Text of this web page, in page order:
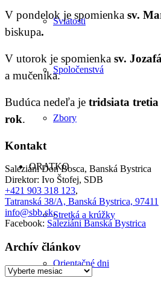
Sviatosti
Spoločenstvá
Zbory
ORATKO
Stretká a krúžky
Orientačné dni
V pondelok je spomienka sv.
biskupa.
V utorok je spomienka sv.
a mučeníka.
Budúca nedeľa je tridsiata tretia
rok.
Kontakt
Saleziáni Don Bosca, Banská Bystrica
Direktor: Ivo Štofej, SDB
+421 903 318 123,
Tatranská 38/A, Banská Bystrica, 97411
info@sbb.sk,
Facebook: Saleziáni Banská Bystrica
Archív článkov
Archív